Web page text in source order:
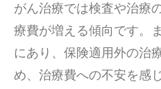
がん治療では検査や治療
療費が増える傾向です。
にあり、保険適用外の治
め、治療費への不安を感